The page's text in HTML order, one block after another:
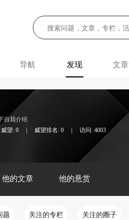
导航 发现 文章
自我介绍
威望: 0 威望排名: 0 访问: 4003
他的文章 他的悬赏
题 关注的专栏 关注的圈子